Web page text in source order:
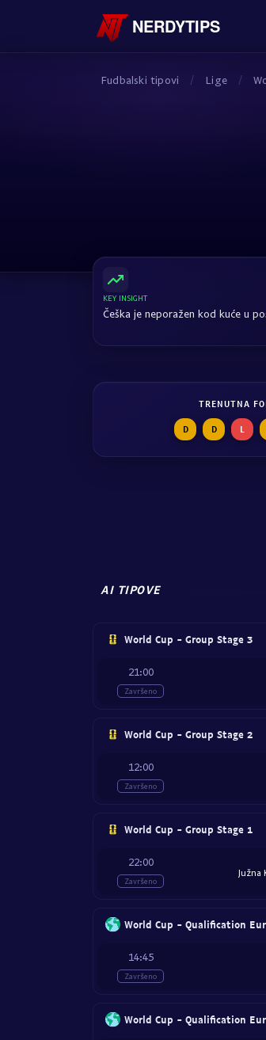
NERDYTIPS
Fudbalski tipovi / Lige /
KEY INSIGHT
Češka je neporažen kod kuće u
TRENUTNA
D D L
AI TIPOVE
World Cup - Group Stage 3
21:00
Završeno
World Cup - Group Stage 2
12:00
Završeno
World Cup - Group Stage 1
22:00
Završeno
Južna
World Cup - Qualification
14:45
Završeno
World Cup - Qualification